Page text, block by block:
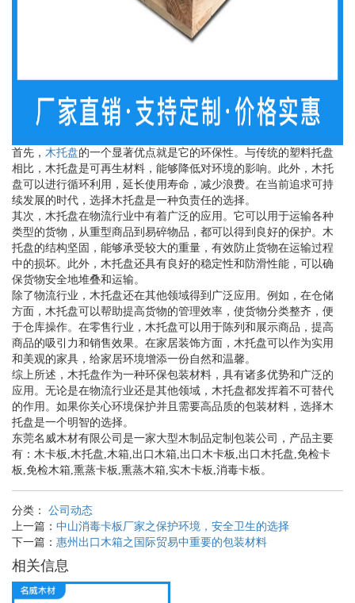
首先， 木托盘的一个显著优点就是它的环保性。与传统的塑料托盘
相比，木托盘是可再生材料，能够降低对环境的影响。此外，木托
盘可以进行循环利用，延长使用寿命，减少浪费。在当前追求可持
续发展的时代，选择木托盘是一种负责任的选择。
其次，木托盘在物流行业中有着广泛的应用。它可以用于运输各种
类型的货物，从重型商品到易碎物品，都可以得到良好的保护。木
托盘的结构坚固，能够承受较大的重量，有效防止货物在运输过程
中的损坏。此外，木托盘还具有良好的稳定性和防滑性能，可以确
保货物安全地堆叠和运输。
除了物流行业，木托盘还在其他领域得到广泛应用。例如，在仓储
方面，木托盘可以帮助提高货物的管理效率，使货物分类整齐，便
于仓库操作。在零售行业，木托盘可以用于陈列和展示商品，提高
商品的吸引力和销售效果。在家居装饰方面，木托盘可以作为实用
和美观的家具，给家居环境增添一份自然和温馨。
综上所述，木托盘作为一种环保包装材料，具有诸多优势和广泛的
应用。无论是在物流行业还是其他领域，木托盘都发挥着不可替代
的作用。如果你关心环境保护并且需要高品质的包装材料，选择木
托盘是一个明智的选择。
东莞名威木材有限公司是一家大型木制品定制包装公司，产品主要
有：木卡板,木托盘,木箱,出口木箱,出口木卡板,出口木托盘,免检卡
板,免检木箱,熏蒸卡板,熏蒸木箱,实木卡板,消毒卡板。
分类： 公司动态
上一篇： 中山消毒卡板厂家之保护环境，安全卫生的选择
下一篇： 惠州出口木箱之国际贸易中重要的包装材料
相关信息